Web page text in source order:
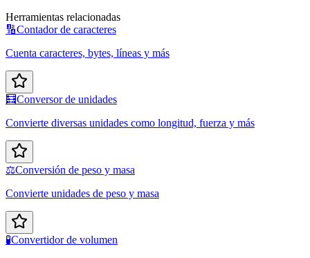
Herramientas relacionadas
🔢Contador de caracteres
Cuenta caracteres, bytes, líneas y más
🧮Conversor de unidades
Convierte diversas unidades como longitud, fuerza y más
⚖️Conversión de peso y masa
Convierte unidades de peso y masa
🧪Convertidor de volumen